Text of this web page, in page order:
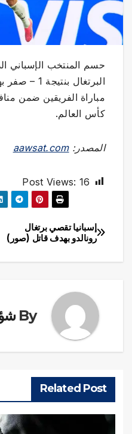
حسم المنتخب الإسباني
البرتغال
كأس العالم.
المصدر:aawsat.com
Post Views: 16
تصفّح
المقالات
إسبانيا تقصي برتغال
رونالدو بهدف قاتل (صور)
By
Related Post